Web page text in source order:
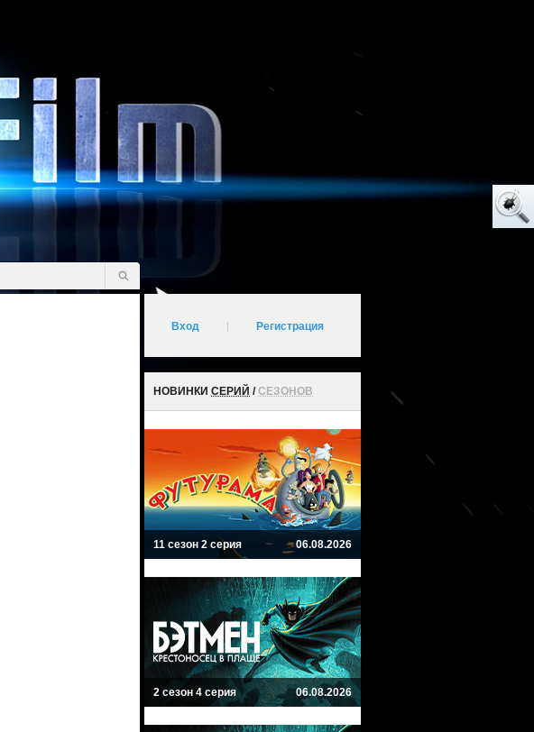
Вход Регистрация
НОВИНКИ СЕРИЙ /СЕЗОНОВ
11 сезон 2 серия 06.08.2026
2 сезон 4 серия 06.08.2026